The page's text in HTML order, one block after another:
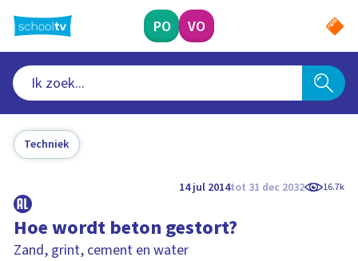
naar
hoofdinhoud
PO VO
Techniek
14 jul 2014tot 31 dec 2032 16.7k
Hoe wordt beton gestort?
Zand, grint, cement en water